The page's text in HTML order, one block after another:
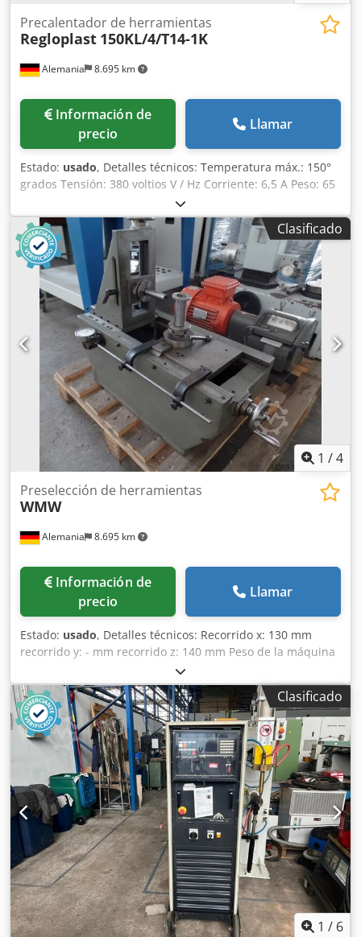
Alemania 8.695 km
Precalentador de herramientas
Regloplast 150KL/4/T14-1K
Información de
precio
Llamar
Estado: usado, Detalles técnicos: Temperatura máx.: 150°
grados Tensión: 380 voltios V / Hz Corriente: 6,5 A Peso: 65
kg Dimensiones L x A x A: 0,68 x 0,22 x 0,58 m Campo de
aplicación / uso: Sistema de control de la temperatura del
agua transportable - Conexión de agua de refrigeración:
Entrada y salida Ø 12mm interior con conexión de
bayoneta - Conexión del medio circulante: Entrada y salida
Ø 12mm con conexión de bayoneta - Funcionamiento
mediante panel de control Equipamiento: - Cable de
conexión de 1400 mm Crodpfx Aeu N Ag Rjbzjf Posibilidad
de prueba opcional. *
Clasificado
1 /4
Alemania 8.695 km
Preselección de herramientas
WMW
Información de
precio
Llamar
Estado: usado, Detalles técnicos: Recorrido x: 130 mm
recorrido y: - mm recorrido z: 140 mm Peso de la máquina
aprox.: 107 kg Dimensiones L x A x A: 0,72 x 0,33 x 0,63 m
Dispositivo de comprobación y preajuste de concentricidad
(dispositivo de sobremesa) - Aplicación: Dispositivo de
medición de piezas de producción (engranajes
helicoidales), comprobación y ajuste de herramientas de
fresado Características: - Eje longitudinal aprox. 100 mm,
Ø 280 mm Cjdpfx Abju N Apfozsrf - Carro de herramientas:
Rango de rotación 360°, portaherramientas Ø 30 x 80 mm,
tamaño LxA: 200x175 mm, ajustable con dispositivo de
medición vástago de medición Ø 8 x 400 mm - Carro
vertical: mandril de prueba Ø 20 x 80 mm *
Clasificado
1 / 6